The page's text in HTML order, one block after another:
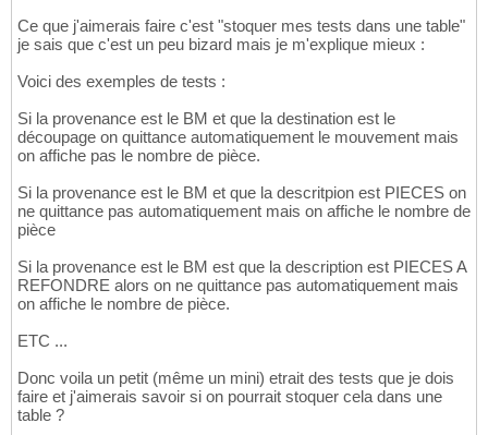
Ce que j'aimerais faire c'est "stoquer mes tests dans une table"
je sais que c'est un peu bizard mais je m'explique mieux :
Voici des exemples de tests :
Si la provenance est le BM et que la destination est le
découpage on quittance automatiquement le mouvement mais
on affiche pas le nombre de pièce.
Si la provenance est le BM et que la descritpion est PIECES on
ne quittance pas automatiquement mais on affiche le nombre de
pièce
Si la provenance est le BM est que la description est PIECES A
REFONDRE alors on ne quittance pas automatiquement mais
on affiche le nombre de pièce.
ETC ...
Donc voila un petit (même un mini) etrait des tests que je dois
faire et j'aimerais savoir si on pourrait stoquer cela dans une
table ?